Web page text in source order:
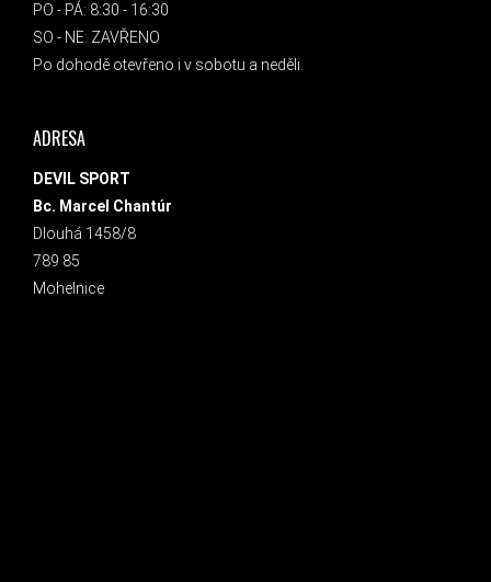
PO - PÁ: 8:30 - 16:30
SO - NE: ZAVŘENO
Po dohodě otevřeno i v sobotu a neděli.
ADRESA
DEVIL SPORT
Bc. Marcel Chantúr
Dlouhá 1458/8
789 85
Mohelnice